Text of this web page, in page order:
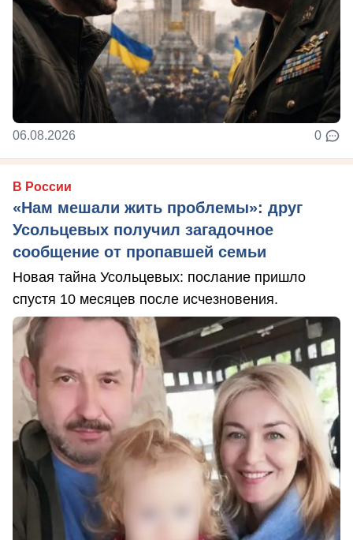
06.08.2026 0
В России
«Нам мешали жить проблемы»: друг
Усольцевых получил загадочное
сообщение от пропавшей семьи
Новая тайна Усольцевых: послание пришло
спустя 10 месяцев после исчезновения.